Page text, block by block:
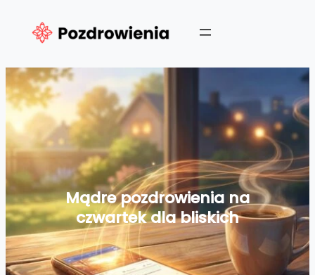
Mądre pozdrowienia na
czwartek dla bliskich